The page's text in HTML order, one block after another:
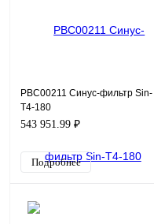
PBC00211 Синус-фильтр Sin-
T4-180
543 951.99 ₽
Подробнее